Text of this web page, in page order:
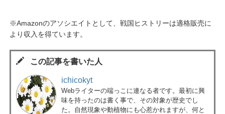
※Amazonのアソシエイトとして、戦国ヒストリーは適格販売に
より収入を得ています。
この記事を書いた人
ichicokyt
Webライターの端っこに連なる者です。最初に興
味を持ったのは書く事で、その対象が歴史でし
た。自然現象や動植物にも心惹かれますが、何と